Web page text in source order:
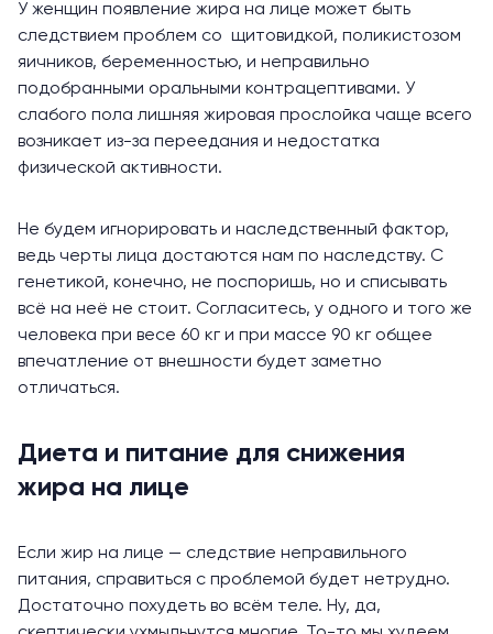
У женщин появление жира на лице может быть
следствием проблем со щитовидкой, поликистозом
яичников, беременностью, и неправильно
подобранными оральными контрацептивами. У
слабого пола лишняя жировая прослойка чаще всего
возникает из-за переедания и недостатка
физической активности.
Не будем игнорировать и наследственный фактор,
ведь черты лица достаются нам по наследству. С
генетикой, конечно, не поспоришь, но и списывать
всё на неё не стоит. Согласитесь, у одного и того же
человека при весе 60 кг и при массе 90 кг общее
впечатление от внешности будет заметно
отличаться.
Диета и питание для снижения
жира на лице
Если жир на лице — следствие неправильного
питания, справиться с проблемой будет нетрудно.
Достаточно похудеть во всём теле. Ну, да,